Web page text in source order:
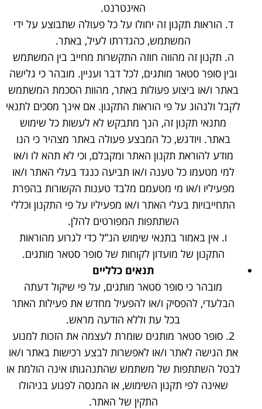
האינטרנט.
ד. הוראות תקנון זה יחולו על כל פעולה שתבוצע על ידי
המשתמש, כהגדרתו לעיל, באתר.
ה. תקנון זה מהווה חוזה התקשרות מחייב בין המשתמש
ובין סופר סטאר מותגים, לכל דבר ועניין. מובהר כי גלישה
באתר ו/או ביצוע פעולות באתר, מהוות הסכמת המשתמש
לקבל ולנהוג על פי הוראות התקנון. אם אינך מסכים לתנאי
מתנאי תקנון זה, הנך מתבקש לא לעשות כל שימוש
באתר. ויודגש, כל המבצע פעולה באתר מצהיר כי הנו
מודע להוראת תקנון האתר ומקבלם, וכי לא תהא לו ו/או
למי מטעמו כל טענה ו/או תביעה כנגד בעלי האתר ו/או
מפעיליו ו/או מי מטעמם מלבד טענות הקשורות בהפרת
התחייבויות בעלי האתר ו/או מפעיליו על פי התקנון וכללי
השתתפות המפורטים להלן.
ו. אין באמור בתנאי שימוש הנ”ל כדי לגרוע מהוראות
התקנון של מועדון לקוחות של סופר סטאר מותגים.
תנאים כלליים
מובהר כי סופר סטאר מותגים, על פי שיקול דעתה
הבלעדי, להפסיק ו/או להפעיל מחדש את פעילות האתר
בכל עת וללא הודעה מראש.
2. סופר סטאר מותגים שומרת לעצמה את הזכות למנוע
את הגישה לאתר ו/או לאפשרות לבצע רכישות באתר ו/או
לבטל השתתפות של משתמש שהתנהגותו אינה הולמת או
שאינה לפי תקנון השימוש, או המנסה לפגוע בניהולו
התקין של האתר.